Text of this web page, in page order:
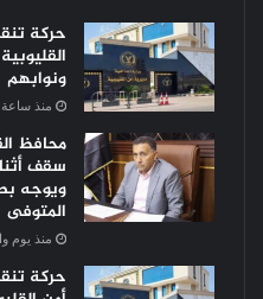
حركة
ونوابهم
منذ
محافظ
سقف
ويوجه
المتوفى
منذ يوم
حركة